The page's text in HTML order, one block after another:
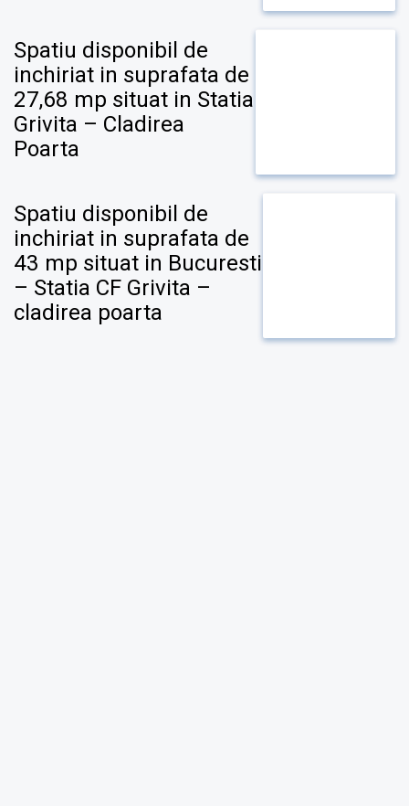
Spatiu disponibil de
inchiriat in suprafata de
27,68 mp situat in Statia
Grivita – Cladirea
Poarta
Spatiu disponibil de
inchiriat in suprafata de
43 mp situat in Bucuresti
– Statia CF Grivita –
cladirea poarta